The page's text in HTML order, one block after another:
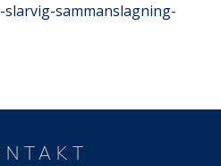
sammanslagning-